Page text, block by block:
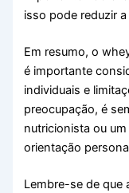
isso pode reduzir
Em resumo, o
é importante
individuais e
preocupação, é
nutricionista ou
orientação
Lembre-se de que